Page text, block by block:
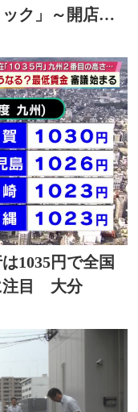
ク」～開店！
1035円で全国
注目 大分